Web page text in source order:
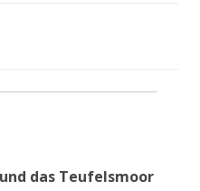
das Teufelsmoor